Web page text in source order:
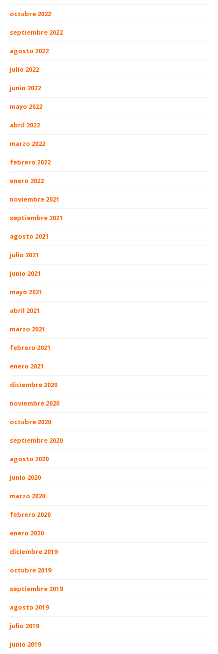
octubre 2022
septiembre 2022
agosto 2022
julio 2022
junio 2022
mayo 2022
abril 2022
marzo 2022
febrero 2022
enero 2022
noviembre 2021
septiembre 2021
agosto 2021
julio 2021
junio 2021
mayo 2021
abril 2021
marzo 2021
febrero 2021
enero 2021
diciembre 2020
noviembre 2020
octubre 2020
septiembre 2020
agosto 2020
junio 2020
marzo 2020
febrero 2020
enero 2020
diciembre 2019
octubre 2019
septiembre 2019
agosto 2019
julio 2019
junio 2019